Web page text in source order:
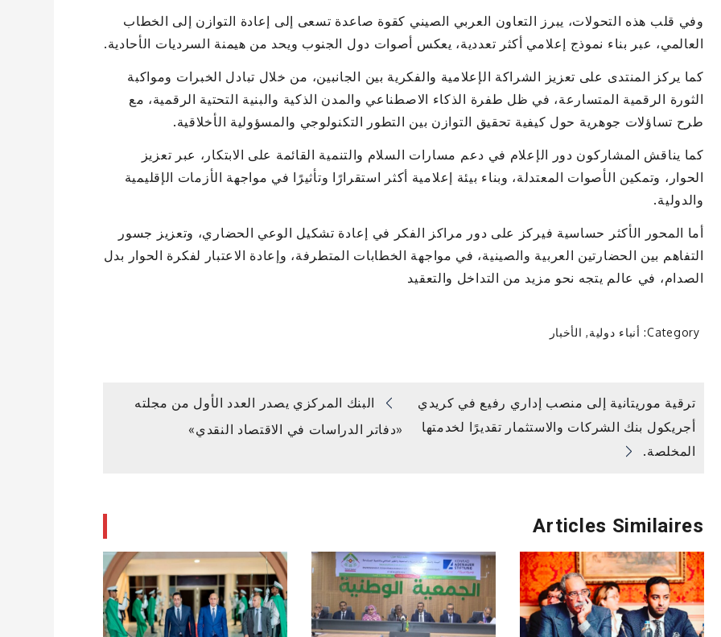
وفي قلب هذه التحولات، يبرز التعاون العربي الصيني كقوة صاعدة تسعى إلى إعادة التوازن إلى الخطاب
العالمي، عبر بناء نموذج إعلامي أكثر تعددية، يعكس أصوات دول الجنوب ويحد من هيمنة السرديات الأحادية.
كما يركز المنتدى على تعزيز الشراكة الإعلامية والفكرية بين الجانبين، من خلال تبادل الخبرات ومواكبة
الثورة الرقمية المتسارعة، في ظل طفرة الذكاء الاصطناعي والمدن الذكية والبنية التحتية الرقمية، مع
طرح تساؤلات جوهرية حول كيفية تحقيق التوازن بين التطور التكنولوجي والمسؤولية الأخلاقية.
كما يناقش المشاركون دور الإعلام في دعم مسارات السلام والتنمية القائمة على الابتكار، عبر تعزيز
الحوار، وتمكين الأصوات المعتدلة، وبناء بيئة إعلامية أكثر استقرارًا وتأثيرًا في مواجهة الأزمات الإقليمية
والدولية.
أما المحور الأكثر حساسية فيركز على دور مراكز الفكر في إعادة تشكيل الوعي الحضاري، وتعزيز جسور
التفاهم بين الحضارتين العربية والصينية، في مواجهة الخطابات المتطرفة، وإعادة الاعتبار لفكرة الحوار بدل
الصدام، في عالم يتجه نحو مزيد من التداخل والتعقيد
Category: أنباء دولية, الأخبار
تصفّح
المقالات
البنك المركزي يصدر العدد الأول من مجلته
«دفاتر الدراسات في الاقتصاد النقدي»
ترقية موريتانية إلى منصب إداري رفيع في كريدي
أجريكول بنك الشركات والاستثمار تقديرًا لخدمتها
المخلصة.
Articles Similaires